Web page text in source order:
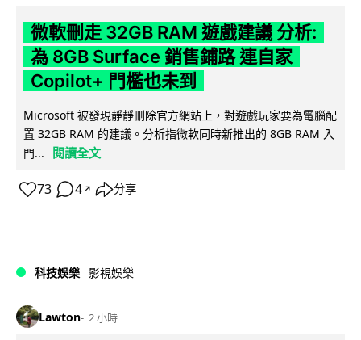
微軟刪走 32GB RAM 遊戲建議 分析:
為 8GB Surface 銷售鋪路 連自家
Copilot+ 門檻也未到
Microsoft 被發現靜靜刪除官方網站上，對遊戲玩家要為電腦配
置 32GB RAM 的建議。分析指微軟同時新推出的 8GB RAM 入
門...
閱讀全文
73 4 ↗ 分享
科技娛樂 影視娛樂
Lawton 2 小時